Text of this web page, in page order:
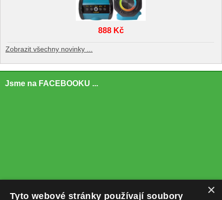
888 Kč
Zobrazit všechny novinky ...
Jsme na FACEBOOKU ...
×
Tyto webové stránky používají soubory